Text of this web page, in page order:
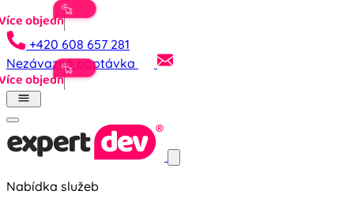
+420 608 657 281
Nezávazná poptávka
Nabídka služeb